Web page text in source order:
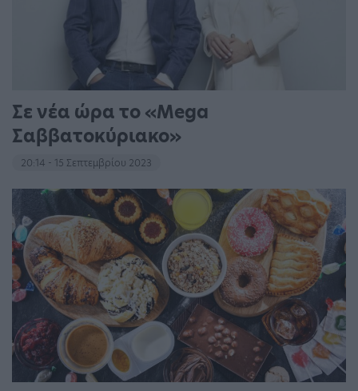
Σε νέα ώρα το «Mega
Σαββατοκύριακο»
20:14 - 15 Σεπτεμβρίου 2023